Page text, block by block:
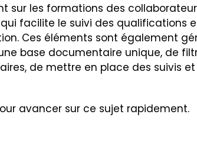
sur les formations des
facilite le suivi des qualifications
Ces éléments sont également
base documentaire unique, de
de mettre en place des suivis
avancer sur ce sujet rapidement.